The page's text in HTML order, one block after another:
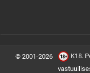
© 2001-2026
K18.